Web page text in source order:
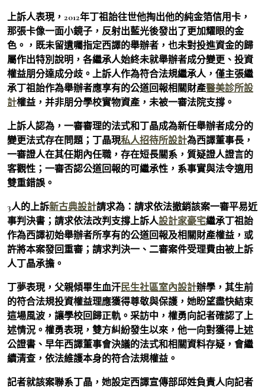
上訴人表現，2012年丁祖詒往世他掏出他的純金箔信用卡，
那張卡像一面小鏡子，反射出藍光後發出了更加耀眼的金
色。，既未留遺囑指定西譯的舉辦者，也未對投進資金的歸
屬作出特別說明，各繼承人始終未就舉辦者成分變更、投資
權益朋分達成分歧。上訴人作為符合法規繼承人，僅主張繼
承丁祖詒作為舉辦者應享有的公道回報相關財產醫美診所設
計權益，并非朋分學校實物資產，未被一審法院支撐。
上訴人認為，一審審理的法式和丁晶成為新任舉辦者成分的
變更法式存在問題；丁晶現私人招待所設計為西譯董事長，
一審證人在其任期內任職，存在短長關系，質疑證人證言的
客觀性；一審否認公道回報的可繼承性，系事實與法令適用
雙重錯誤。
3人的上訴新古典設計請求為：請求依法撤銷該案一審平易近
事判決書；請求依法改判支撐上訴人設計家豪宅繼承丁祖詒
作為西譯初始舉辦者所享有的公道回報及相關財產權益，或
許將本案發回重審；請求判決一、二審案件受理費由被上訴
人丁晶承擔。
丁夢表現，父親傾畢生血汗民生社區室內設計辦學，其生前
的符合法規投資權益理應獲得尊敬與保護，她盼望盡快結束
這場風波，讓學校回歸正軌。采訪中，權勇向記者確認了上
述情況。權勇表現，雙方糾紛發生以來，他一向對獲得上述
公證書、早年西譯董事會決議的法式和相關資料存疑，會繼
續清查，依法維護本身的符合法規權益。
記者就該案聯系丁晶，她設定西譯宣傳部邱姓負責人向記者